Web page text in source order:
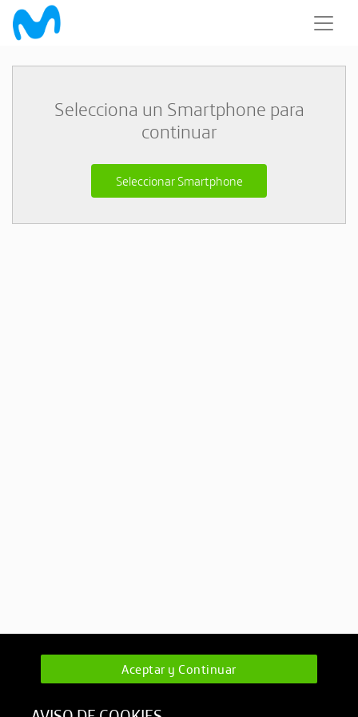
Selecciona un Smartphone para
continuar
Seleccionar Smartphone
Aceptar y Continuar